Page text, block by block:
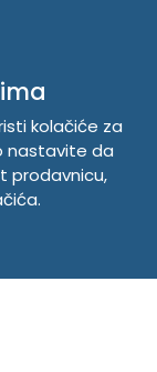
kolačiće za
nastavite da
prodavnicu,